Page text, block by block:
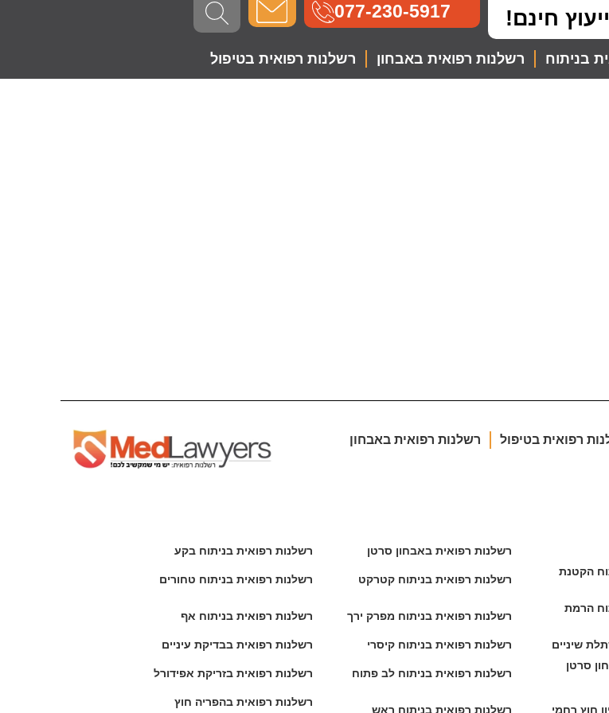
חינם! 077-230-5917
בניתוח רשלנות רפואית באבחון
רשלנות רפואית בטיפול
רפואית בטיפול
רשלנות רפואית באבחון
רשלנות רפואית באבחון סרטן
רשלנות רפואית בניתוח בקע
הקטנת
רשלנות רפואית בניתוח קטרקט רשלנות רפואית בניתוח טחורים
הרמת
רשלנות רפואית בניתוח מפרק ירך רשלנות רפואית בניתוח אף
שיניים רשלנות רפואית בניתוח קיסרי
רשלנות רפואית בבדיקת עיניים
סרטן
רשלנות רפואית בניתוח לב פתוח רשלנות רפואית בזריקת אפידורל
חוץ רחמי רשלנות רפואית בניתוח ראש
רשלנות רפואית בהפריה חוץ